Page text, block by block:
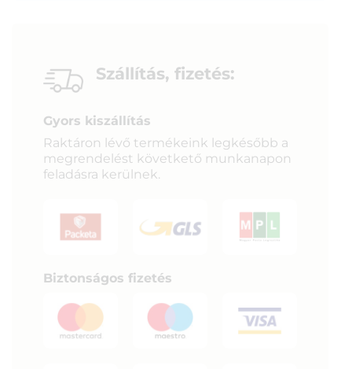
Szállítás, fizetés:
Gyors kiszállítás
Raktáron lévő termékeink legkésőbb a
megrendelést követkető munkanapon
feladásra kerülnek.
Biztonságos fizetés